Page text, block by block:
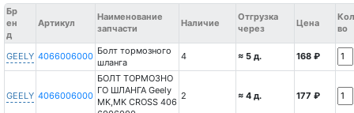
Бр
ен
д
Артикул
Наименование
запчасти
Наличие
Отгрузка
через
Цена
во
GEELY 4066006000 Болт тормозного
шланга
4 ≈ 5 д. 168 ₽
GEELY 4066006000
БОЛТ ТОРМОЗНО
ГО ШЛАНГА Geely
MK,MK CROSS 406
2 ≈ 4 д. 177 ₽